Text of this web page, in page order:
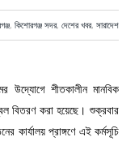
, কিশোরগঞ্জ সদর, দেশের খবর, সারাদেশ
উদ্যোগে শীতকালীন মানবিক
বিতরণ করা হয়েছে। শুক্রবার
কার্যালয় প্রাঙ্গণে এই কর্মসূচি